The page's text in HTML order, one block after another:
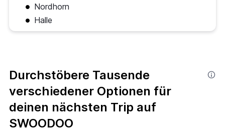
Nordhorn
Halle
Durchstöbere Tausende
verschiedener Optionen für
deinen nächsten Trip auf
SWOODOO